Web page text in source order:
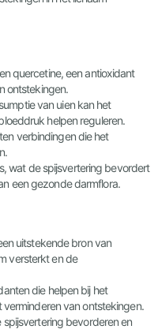
quercetine, een antioxidant
ontstekingen.
van uien kan het
helpen reguleren.
verbindingen die het
wat de spijsvertering bevordert
een gezonde darmflora.
uitstekende bron van
versterkt en de
die helpen bij het
verminderen van ontstekingen.
bevorderen en